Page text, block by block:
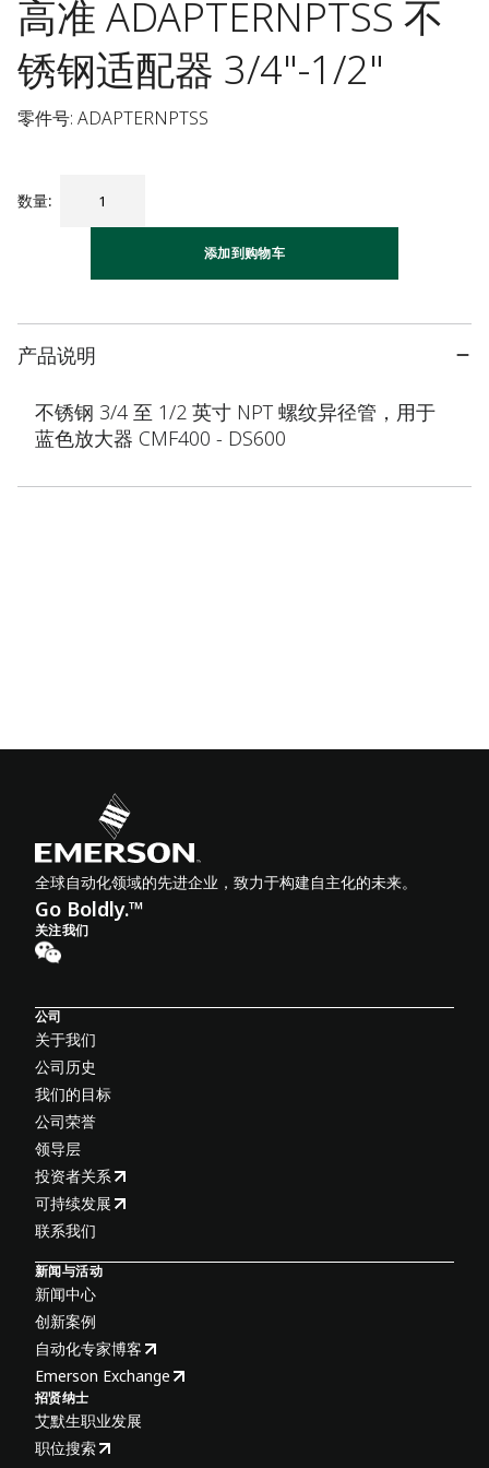
高准 ADAPTERNPTSS 不
锈钢适配器 3/4"-1/2"
零件号: ADAPTERNPTSS
数量:
添加到购物车
产品说明
不锈钢 3/4 至 1/2 英寸 NPT 螺纹异径管，用于
蓝色放大器 CMF400 - DS600
全球自动化领域的先进企业，致力于构建自主化的未来。
Go Boldly.™
关注我们
公司
关于我们
公司历史
我们的目标
公司荣誉
领导层
投资者关系
可持续发展
联系我们
新闻与活动
新闻中心
创新案例
自动化专家博客
Emerson Exchange
招贤纳士
艾默生职业发展
职位搜索